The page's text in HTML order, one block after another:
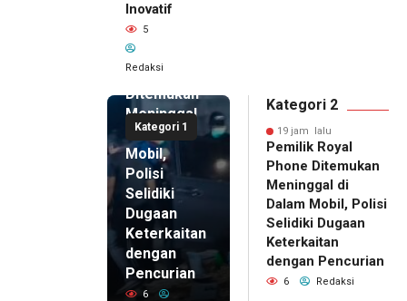
Inovatif
5
Redaksi
Kategori 1
Pemilik
Royal
Phone
Ditemukan
Meninggal
di Dalam
Mobil,
Polisi
Selidiki
Dugaan
Keterkaitan
dengan
Pencurian
6
Kategori 2
19 jam lalu
Pemilik Royal
Phone Ditemukan
Meninggal di
Dalam Mobil, Polisi
Selidiki Dugaan
Keterkaitan
dengan Pencurian
6 Redaksi